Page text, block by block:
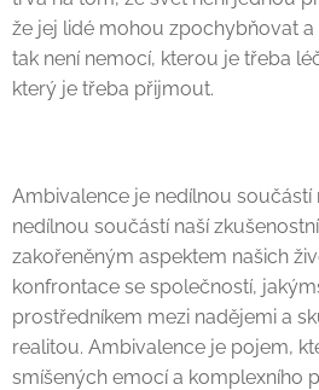
že jej lidé mohou zpochybňovat
tak není nemocí, kterou je třeba
který je třeba přijmout.
Ambivalence je nedílnou součástí
nedílnou součástí naší
zakořeněným aspektem našich
konfrontace se společností,
prostředníkem mezi nadějemi a
realitou. Ambivalence je pojem,
smíšených emocí a komplexního